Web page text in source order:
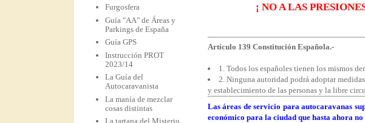
¡ NO A LAS
Artículo 139 Constitución Española.-
1. Todos los españoles tienen los mismos
2. Ninguna autoridad podrá adoptar
y establecimiento de las personas y la libre
Las áreas de servicio para autocaravanas
económico para la ciudad que hasta ahora
Furgosfera
Guía "AA" de Áreas y
Parkings de España
Guía GPS
Instrucción PROT
2023/14
La Guía del
Autocaravanista
La manía de mezclar
cosas distintas
La tartana del Misterio